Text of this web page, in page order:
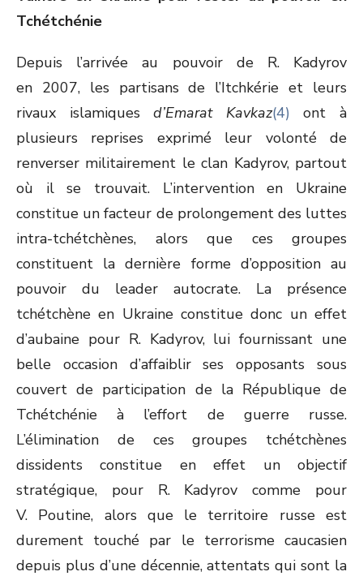
Tchétchénie
Depuis l’arrivée au pouvoir de R. Kadyrov
en 2007, les partisans de l’Itchkérie et leurs
rivaux islamiquesd’Emarat Kavkaz(4) ont à
plusieurs reprises exprimé leur volonté de
renverser militairement le clan Kadyrov, partout
où il se trouvait. L’intervention en Ukraine
constitue un facteur de prolongement des luttes
intra-tchétchènes, alors que ces groupes
constituent la dernière forme d’opposition au
pouvoir du leader autocrate. La présence
tchétchène en Ukraine constitue donc un effet
d’aubaine pour R. Kadyrov, lui fournissant une
belle occasion d’affaiblir ses opposants sous
couvert de participation de la République de
Tchétchénie à l’effort de guerre russe.
L’élimination de ces groupes tchétchènes
dissidents constitue en effet un objectif
stratégique, pour R. Kadyrov comme pour
V. Poutine, alors que le territoire russe est
durement touché par le terrorisme caucasien
depuis plus d’une décennie, attentats qui sont la